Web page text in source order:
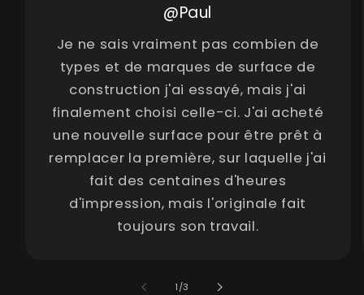
@Paul
Je ne sais vraiment pas combien de
types et de marques de surface de
construction j'ai essayé, mais j'ai
finalement choisi celle-ci. J'ai acheté
une nouvelle surface pour être prêt à
remplacer la première, sur laquelle j'ai
fait des centaines d'heures
d'impression, mais l'originale fait
toujours son travail.
1/de
3